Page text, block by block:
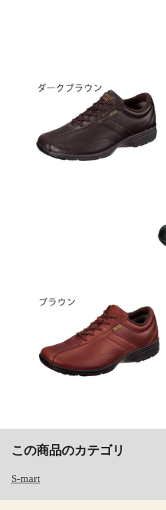
この商品のカテゴリ
S-mart